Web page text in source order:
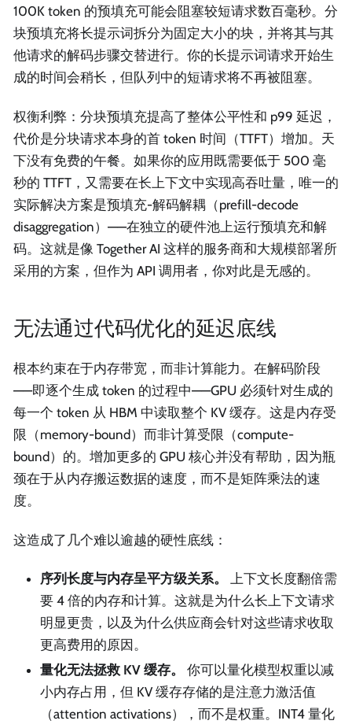
100K token 的预填充可能会阻塞较短请求数百毫秒。分
块预填充将长提示词拆分为固定大小的块，并将其与其
他请求的解码步骤交替进行。你的长提示词请求开始生
成的时间会稍长，但队列中的短请求将不再被阻塞。
权衡利弊：分块预填充提高了整体公平性和 p99 延迟，
代价是分块请求本身的首 token 时间（TTFT）增加。天
下没有免费的午餐。如果你的应用既需要低于 500 毫
秒的 TTFT，又需要在长上下文中实现高吞吐量，唯一的
实际解决方案是预填充-解码解耦（prefill-decode
disaggregation）——在独立的硬件池上运行预填充和解
码。这就是像 Together AI 这样的服务商和大规模部署所
采用的方案，但作为 API 调用者，你对此是无感的。
无法通过代码优化的延迟底线
根本约束在于内存带宽，而非计算能力。在解码阶段
——即逐个生成 token 的过程中——GPU 必须针对生成的
每一个 token 从 HBM 中读取整个 KV 缓存。这是内存受
限（memory-bound）而非计算受限（compute-
bound）的。增加更多的 GPU 核心并没有帮助，因为瓶
颈在于从内存搬运数据的速度，而不是矩阵乘法的速
度。
这造成了几个难以逾越的硬性底线：
序列长度与内存呈平方级关系。
上下文长度翻倍需
要 4 倍的内存和计算。这就是为什么长上下文请求
明显更贵，以及为什么供应商会针对这些请求收取
更高费用的原因。
量化无法拯救 KV 缓存。
你可以量化模型权重以减
小内存占用，但 KV 缓存存储的是注意力激活值
（attention activations），而不是权重。INT4 量化